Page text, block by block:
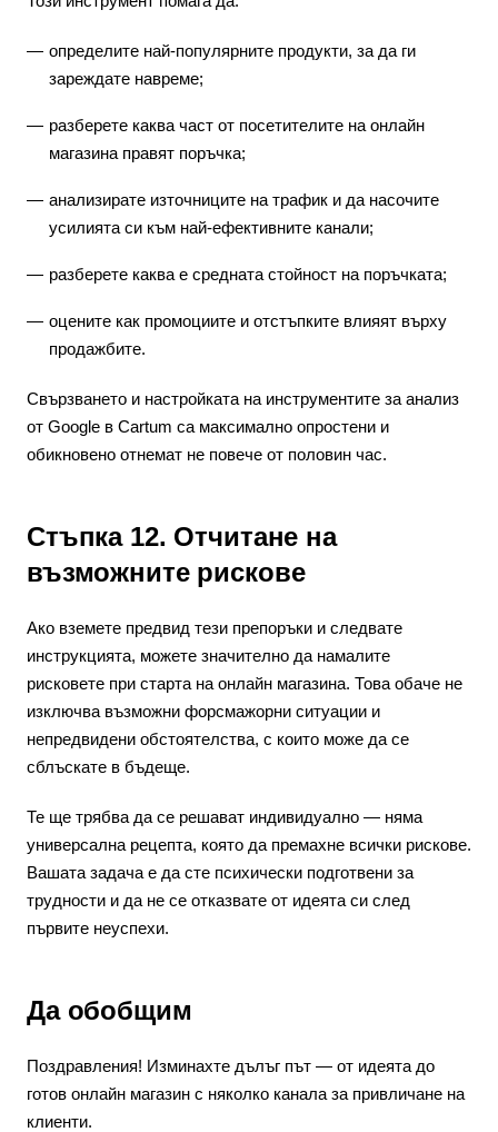
определите най-популярните продукти, за да ги
зареждате навреме;
разберете каква част от посетителите на онлайн
магазина правят поръчка;
анализирате източниците на трафик и да насочите
усилията си към най-ефективните канали;
разберете каква е средната стойност на поръчката;
оцените как промоциите и отстъпките влияят върху
продажбите.
Свързването и настройката на инструментите за анализ
от Google в Cartum са максимално опростени и
обикновено отнемат не повече от половин час.
Стъпка 12. Отчитане на
възможните рискове
Ако вземете предвид тези препоръки и следвате
инструкцията, можете значително да намалите
рисковете при старта на онлайн магазина. Това обаче не
изключва възможни форсмажорни ситуации и
непредвидени обстоятелства, с които може да се
сблъскате в бъдеще.
Те ще трябва да се решават индивидуално — няма
универсална рецепта, която да премахне всички рискове.
Вашата задача е да сте психически подготвени за
трудности и да не се отказвате от идеята си след
първите неуспехи.
Да обобщим
Поздравления! Изминахте дълъг път — от идеята до
готов онлайн магазин с няколко канала за привличане на
клиенти.